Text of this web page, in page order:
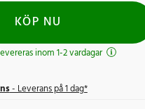
KÖP NU
inom 1-2 vardagar
- Leverans på 1 dag*